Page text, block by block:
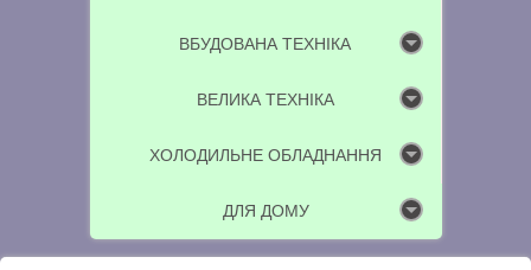
ВБУДОВАНА ТЕХНІКА
ВЕЛИКА ТЕХНІКА
ХОЛОДИЛЬНЕ ОБЛАДНАННЯ
ДЛЯ ДОМУ